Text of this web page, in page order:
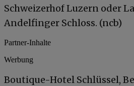
Schweizerhof Luzern oder
Andelfinger Schloss. (ncb)
Partner-Inhalte
Werbung
Boutique-Hotel Schlüssel,